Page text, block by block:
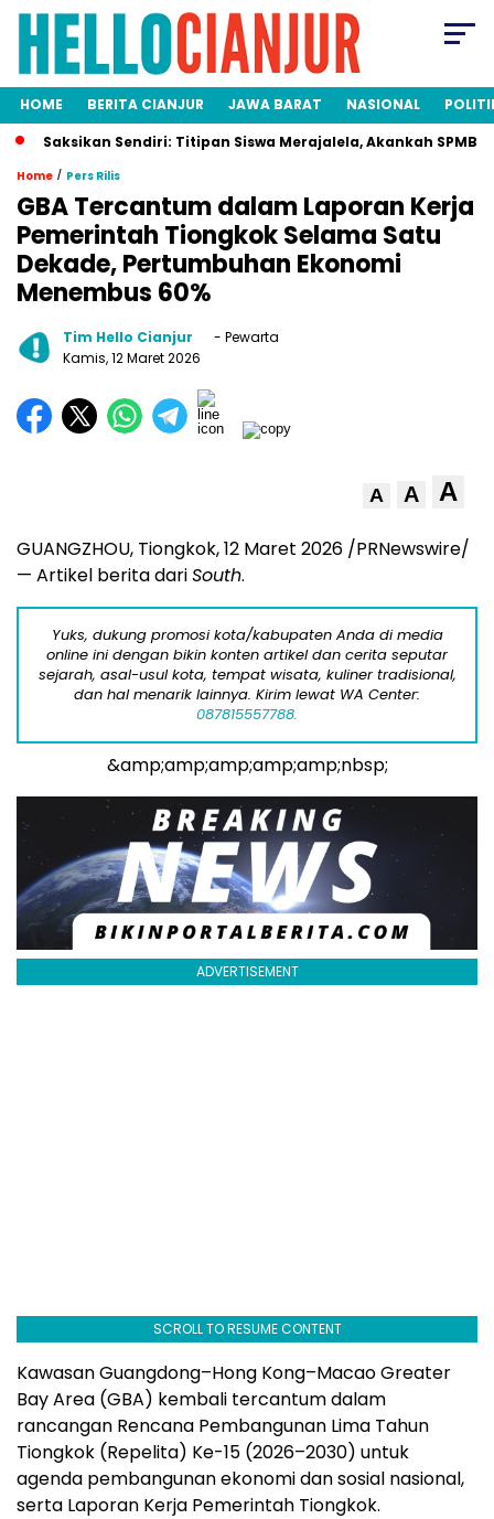
HOME BERITA CIANJUR JAWA BARAT NASIONAL
Saksikan Sendiri: Titipan Siswa Merajalela, Akankah SPMB Adil
Home / Pers Rilis
GBA Tercantum dalam Laporan Kerja
Pemerintah Tiongkok Selama Satu
Dekade, Pertumbuhan Ekonomi
Menembus 60%
Tim Hello Cianjur
- Pewarta
Kamis, 12 Maret 2026
A A A
GUANGZHOU, Tiongkok,12 Maret 2026 /PRNewswire/
— Artikel berita dariSouth.
Yuks, dukung promosi kota/kabupaten Anda di media
online ini dengan bikin konten artikel dan cerita seputar
sejarah, asal-usul kota, tempat wisata, kuliner tradisional,
dan hal menarik lainnya. Kirim lewat WA Center:
087815557788.
&amp;amp;amp;amp;amp;nbsp;
ADVERTISEMENT
SCROLL TO RESUME CONTENT
Kawasan Guangdong–Hong Kong–Macao Greater
Bay Area (GBA) kembali tercantum dalam
rancangan Rencana Pembangunan Lima Tahun
Tiongkok (Repelita) Ke-15 (2026–2030) untuk
agenda pembangunan ekonomi dan sosial nasional,
serta Laporan Kerja Pemerintah Tiongkok.